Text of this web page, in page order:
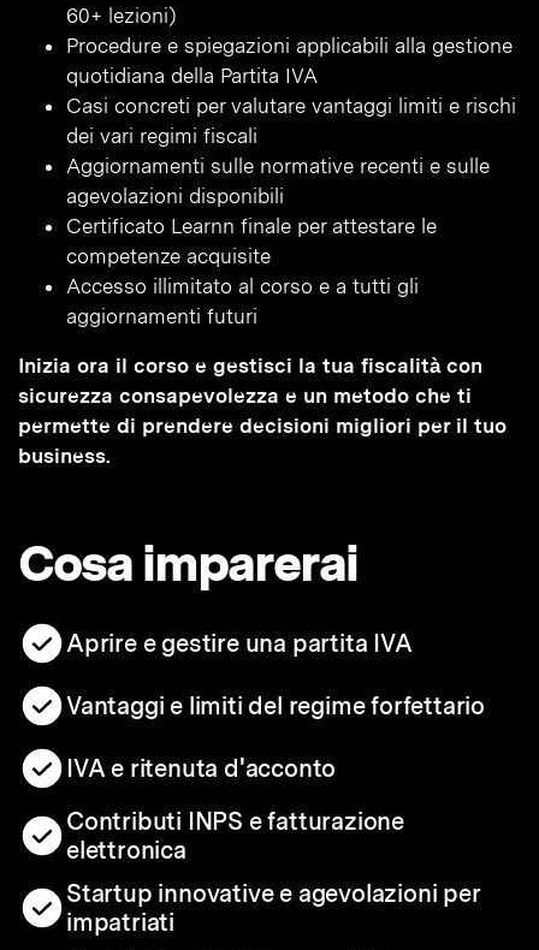
60+ lezioni)
Procedure e spiegazioni applicabili alla gestione
quotidiana della Partita IVA
Casi concreti per valutare vantaggi limiti e rischi
dei vari regimi fiscali
Aggiornamenti sulle normative recenti e sulle
agevolazioni disponibili
Certificato Learnn finale per attestare le
competenze acquisite
Accesso illimitato al corso e a tutti gli
aggiornamenti futuri
Inizia ora il corso e gestisci la tua fiscalità con
sicurezza consapevolezza e un metodo che ti
permette di prendere decisioni migliori per il tuo
business.
Cosa imparerai
Aprire e gestire una partita IVA
Vantaggi e limiti del regime forfettario
IVA e ritenuta d'acconto
Contributi INPS e fatturazione
elettronica
Startup innovative e agevolazioni per
impatriati